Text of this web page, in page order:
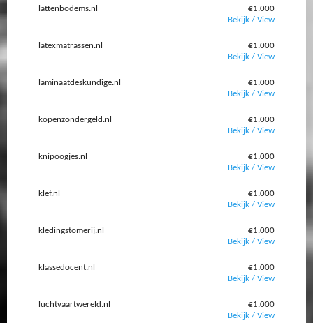
lattenbodems.nl
€1.000
Bekijk / View
latexmatrassen.nl
€1.000
Bekijk / View
laminaatdeskundige.nl
€1.000
Bekijk / View
kopenzondergeld.nl
€1.000
Bekijk / View
knipoogjes.nl
€1.000
Bekijk / View
klef.nl
€1.000
Bekijk / View
kledingstomerij.nl
€1.000
Bekijk / View
klassedocent.nl
€1.000
Bekijk / View
luchtvaartwereld.nl
€1.000
Bekijk / View